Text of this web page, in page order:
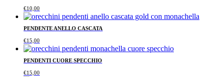
€10,00
PENDENTE ANELLO CASCATA
€15,00
PENDENTI CUORE SPECCHIO
€15,00